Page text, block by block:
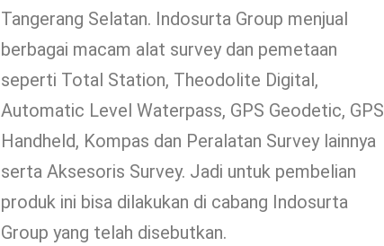
Tangerang Selatan. Indosurta Group menjual
berbagai macam alat survey dan pemetaan
seperti Total Station, Theodolite Digital,
Automatic Level Waterpass, GPS Geodetic, GPS
Handheld, Kompas dan Peralatan Survey lainnya
serta Aksesoris Survey. Jadi untuk pembelian
produk ini bisa dilakukan di cabang Indosurta
Group yang telah disebutkan.